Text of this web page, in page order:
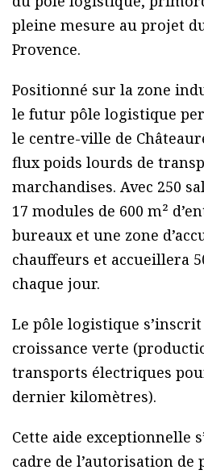
pleine mesure au projet
Provence.
Positionné sur la zone
le futur pôle logistique
le centre-ville de
flux poids lourds de
marchandises. Avec 250
17 modules de 600 m²
bureaux et une zone
chauffeurs et accueillera
chaque jour.
Le pôle logistique
croissance verte
transports électriques
dernier kilomètres).
Cette aide exceptionnelle
cadre de l’autorisation de